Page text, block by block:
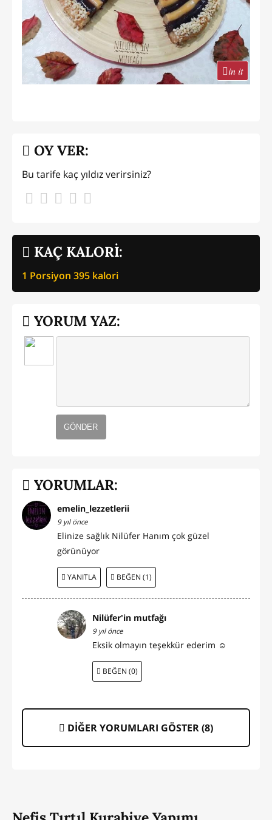
in it
KAÇ KALORİ:
1 Porsiyon 395 kalori
OY VER:
Bu tarife kaç yıldız verirsiniz?
YORUM YAZ:
GÖNDER
YORUMLAR:
emelin_lezzetlerii
9 yıl önce
Elinize sağlık Nilüfer Hanım çok güzel
görünüyor
YANITLA BEĞEN (1)
Nilüfer'in mutfağı
9 yıl önce
Eksik olmayın teşekkür ederim ☺
BEĞEN (0)
DİĞER YORUMLARI GÖSTER (8)